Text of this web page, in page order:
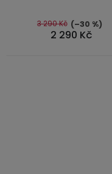
5
hvězdiček.
2 290 Kč
3 290 Kč (–30 %)